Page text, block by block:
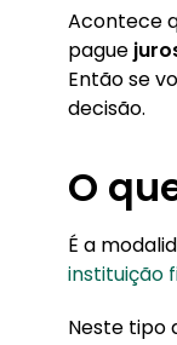
2.1.
3.
4.
5. Qual
6. Qual
Acontece
pague
Então se
decisão.
O
É a
instituição
Neste tipo